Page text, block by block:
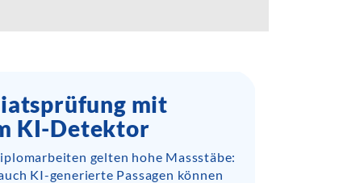
mit
KI-Detektor
gelten hohe Massstäbe:
KI-generierte Passagen können